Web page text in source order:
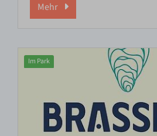
Mehr
Im Park